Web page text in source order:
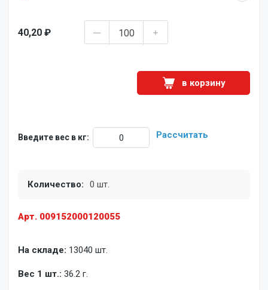
Арт. 009152000120055
На складе: 13040 шт.
Вес 1 шт.: 36.2 г.
40,20 ₽
в корзину
Введите вес в кг: Рассчитать
Количество: 0 шт.